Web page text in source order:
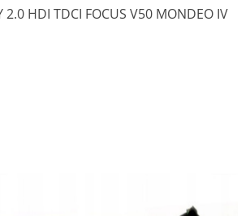
2.0 HDI TDCI FOCUS V50 MONDEO IV